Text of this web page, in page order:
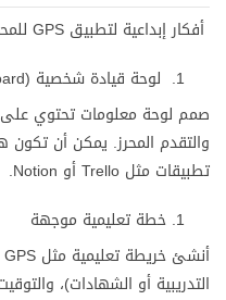
أفكار إبداعية لتطبيق GPS للمحاسب
لوحة قيادة شخصية (Dashboard)
والتقدم المحرز. يمكن أن تكون
تطبيقات مثل Trello أو Notion.
خطة تعليمية موجهة
التدريبية أو الشهادات)،